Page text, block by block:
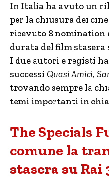
In Italia ha avuto un
per la chiusura dei
ricevuto 8 nomination
durata del film stasera
I due autori e registi
successi Quasi Amici,
trovando sempre la
temi importanti in
The Specials
comune la
stasera su Rai